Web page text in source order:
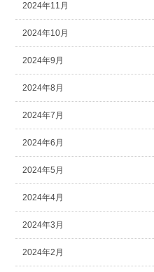
2024年11月
2024年10月
2024年9月
2024年8月
2024年7月
2024年6月
2024年5月
2024年4月
2024年3月
2024年2月